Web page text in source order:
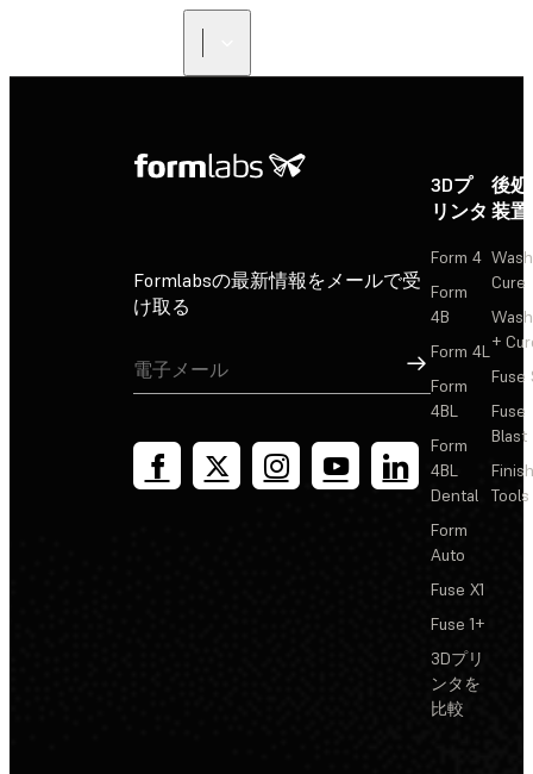
Formlabsの最新情報をメールで受
け取る
サインアップ
3Dプ
リンタ
Form 4
Form
4B
Form 4L
Form
4BL
Form
4BL
Dental
Form
Auto
Fuse X1
Fuse 1+
3Dプリ
ンタを
比較
後
装置
Cure
+
Fuse
Fuse
Blast
Tools